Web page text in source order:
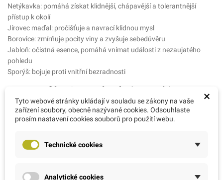
Netýkavka: pomáhá získat klidnější, chápavější a tolerantnější
přístup k okolí
Jírovec maďal: pročišťuje a navrací klidnou mysl
Borovice: zmírňuje pocity viny a zvyšuje sebedůvěru
Jabloň: očistná esence, pomáhá vnímat události z nezaujatého
pohledu
Sporýš: bojuje proti vnitřní bezradnosti
esenciální oleje:
Lavandin: zklidňuje tělo i mysl
Máta: navrací aktivního ducha
Použití:
×
Tyto webové stránky ukládají v souladu se zákony na vaše
zařízení soubory, obecně nazývané cookies. Odsouhlaste
prosím nastavení cookies souborů pro použití webu.
Technické cookies
Analytické cookies